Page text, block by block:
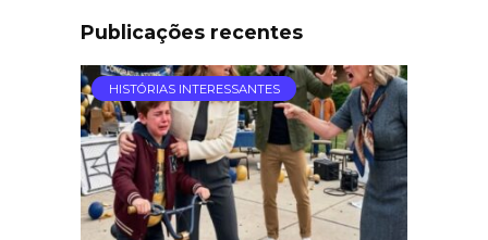
Publicações recentes
HISTÓRIAS INTERESSANTES